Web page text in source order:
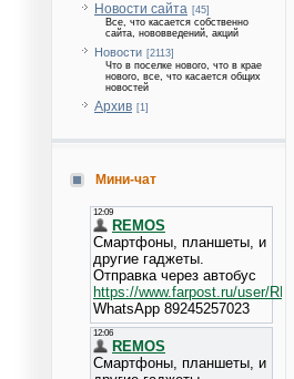
Новости сайта [45]
Все, что касается собственно
сайта, нововведений, акций
Новости [2113]
Что в поселке нового, что в крае
нового, все, что касается общих
новостей
Архив [1]
Мини-чат